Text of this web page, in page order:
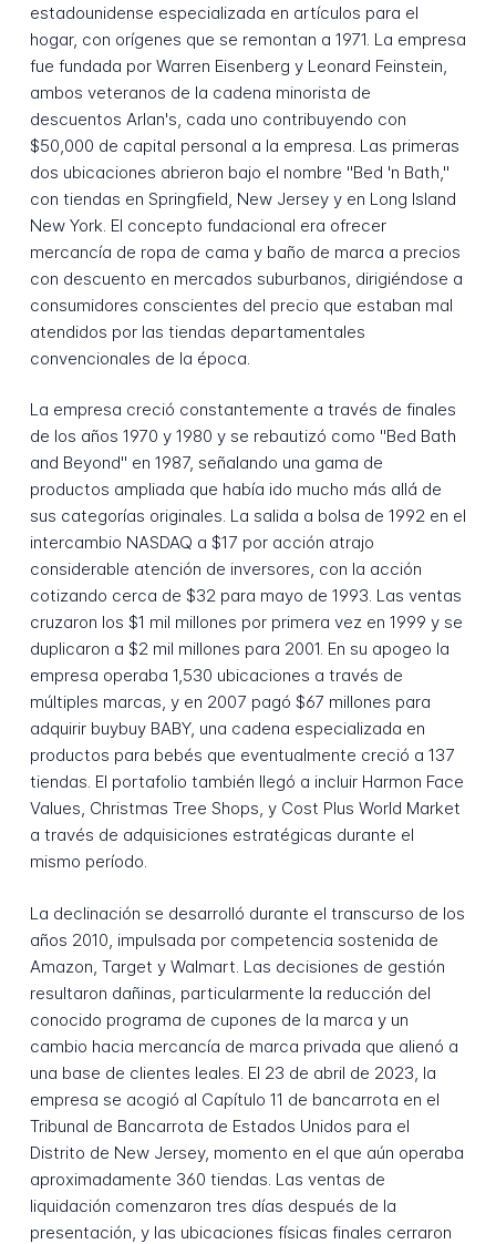
estadounidense especializada en artículos para el
hogar, con orígenes que se remontan a 1971. La empresa
fue fundada por Warren Eisenberg y Leonard Feinstein,
ambos veteranos de la cadena minorista de
descuentos Arlan's, cada uno contribuyendo con
$50,000 de capital personal a la empresa. Las primeras
dos ubicaciones abrieron bajo el nombre "Bed 'n Bath,"
con tiendas en Springfield, New Jersey y en Long Island
New York. El concepto fundacional era ofrecer
mercancía de ropa de cama y baño de marca a precios
con descuento en mercados suburbanos, dirigiéndose a
consumidores conscientes del precio que estaban mal
atendidos por las tiendas departamentales
convencionales de la época.
La empresa creció constantemente a través de finales
de los años 1970 y 1980 y se rebautizó como "Bed Bath
and Beyond" en 1987, señalando una gama de
productos ampliada que había ido mucho más allá de
sus categorías originales. La salida a bolsa de 1992 en el
intercambio NASDAQ a $17 por acción atrajo
considerable atención de inversores, con la acción
cotizando cerca de $32 para mayo de 1993. Las ventas
cruzaron los $1 mil millones por primera vez en 1999 y se
duplicaron a $2 mil millones para 2001. En su apogeo la
empresa operaba 1,530 ubicaciones a través de
múltiples marcas, y en 2007 pagó $67 millones para
adquirir buybuy BABY, una cadena especializada en
productos para bebés que eventualmente creció a 137
tiendas. El portafolio también llegó a incluir Harmon Face
Values, Christmas Tree Shops, y Cost Plus World Market
a través de adquisiciones estratégicas durante el
mismo período.
La declinación se desarrolló durante el transcurso de los
años 2010, impulsada por competencia sostenida de
Amazon, Target y Walmart. Las decisiones de gestión
resultaron dañinas, particularmente la reducción del
conocido programa de cupones de la marca y un
cambio hacia mercancía de marca privada que alienó a
una base de clientes leales. El 23 de abril de 2023, la
empresa se acogió al Capítulo 11 de bancarrota en el
Tribunal de Bancarrota de Estados Unidos para el
Distrito de New Jersey, momento en el que aún operaba
aproximadamente 360 tiendas. Las ventas de
liquidación comenzaron tres días después de la
presentación, y las ubicaciones físicas finales cerraron